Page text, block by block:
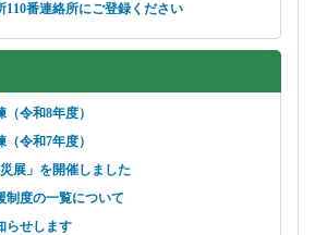
110番連絡所にご登録ください
令和8年度）
令和7年度）
展」を開催しました
制度の一覧について
らせします